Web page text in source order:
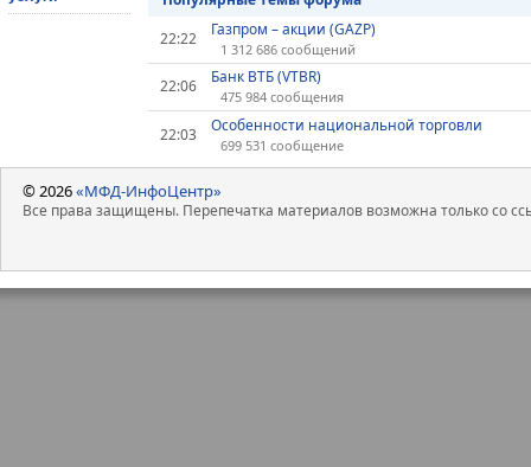
22:22
Газпром – акции (GAZP)
1 312 686 сообщений
22:06 Банк ВТБ (VTBR)
475 984 сообщения
22:03 Особенности национальной торговли
699 531 сообщение
© 2026«МФД-ИнфоЦентр»
Все права защищены. Перепечатка материалов возможна только со